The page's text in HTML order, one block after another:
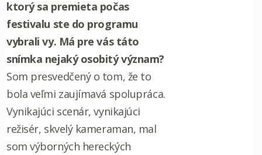
ktorý sa premieta počas
festivalu ste do programu
vybrali vy. Má pre vás táto
snímka nejaký osobitý význam?
Som presvedčený o tom, že to
bola veľmi zaujímavá spolupráca.
Vynikajúci scenár, vynikajúci
režisér, skvelý kameraman, mal
som výborných hereckých